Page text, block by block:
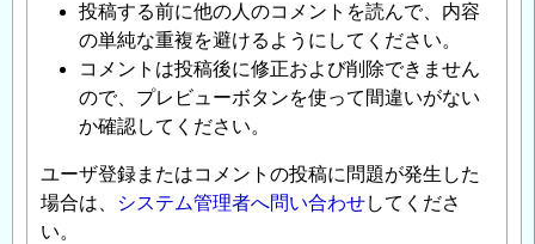
投稿する前に他の人のコメントを読んで、内容
の単純な重複を避けるようにしてください。
コメントは投稿後に修正および削除できません
ので、プレビューボタンを使って間違いがない
か確認してください。
ユーザ登録またはコメントの投稿に問題が発生した
場合は、
システム管理者へ問い合わせしてくださ
い。